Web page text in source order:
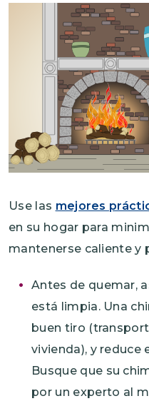
Use las mejores
en su hogar para
mantenerse caliente y
Antes de quemar,
está limpia. Una
buen tiro
vivienda), y reduce
Busque que su
por un experto al